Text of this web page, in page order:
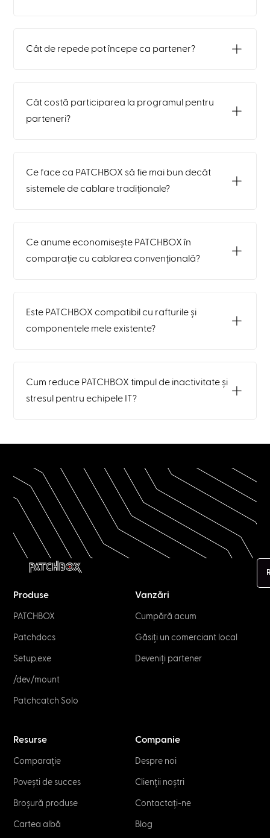
Cât de repede pot începe ca partener?
Cât costă participarea la programul pentru
parteneri?
Ce face ca PATCHBOX să fie mai bun decât
sistemele de cablare tradiționale?
Ce anume economisește PATCHBOX în
comparație cu cablarea convențională?
Este PATCHBOX compatibil cu rafturile și
componentele mele existente?
Cum reduce PATCHBOX timpul de inactivitate și
stresul pentru echipele IT?
Produse
PATCHBOX
Patchdocs
Setup.exe
/dev/mount
Patchcatch Solo
Vanzări
Cumpără acum
Găsiți un comerciant local
Deveniți partener
Resurse
Comparație
Povești de succes
Broșură produse
Cartea albă
Companie
Despre noi
Clienții noștri
Contactați-ne
Blog